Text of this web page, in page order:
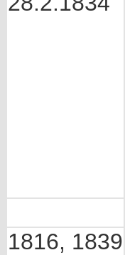
1816, 1839